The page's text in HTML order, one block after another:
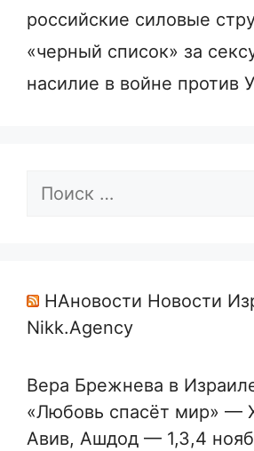
российские силовые
«черный список» за
насилие в войне против
Поиск:
НАновости Новости
Nikk.Agency
Вера Брежнева в
«Любовь спасёт мир» —
Авив, Ашдод — 1,3,4